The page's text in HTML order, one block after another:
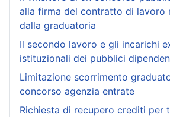
alla firma del contratto di lavoro
dalla graduatoria
Il secondo lavoro e gli incarichi
istituzionali dei pubblici
Limitazione scorrimento
concorso agenzia entrate
Richiesta di recupero crediti per